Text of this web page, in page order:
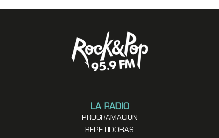
LA RADIO
PROGRAMACION
REPETIDORAS